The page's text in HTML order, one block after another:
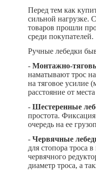
Перед тем как
сильной нагрузке.
товаров прошли
среди покупателей.
Ручные лебедки
- Монтажно-
наматывают трос
на тяговое усилие
расстояние от
- Шестеренные
простота.
очередь на ее
- Червячные
для стопора троса
червячного
диаметр троса, а